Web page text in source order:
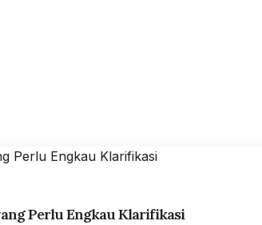
Perlu Engkau Klarifikasi